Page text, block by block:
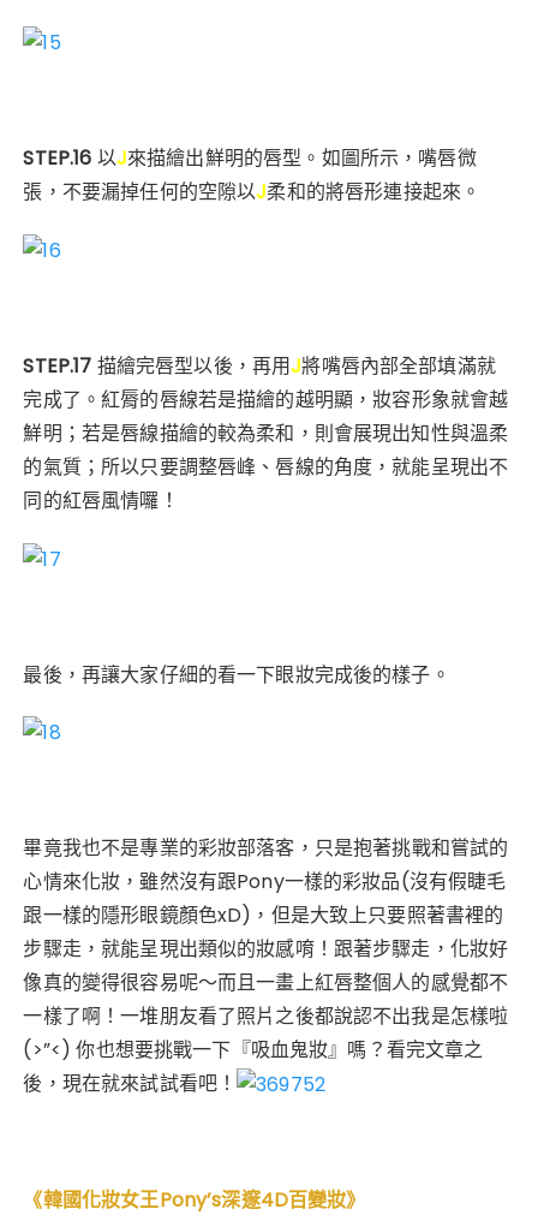
STEP.16 以J來描繪出鮮明的唇型。如圖所示，嘴唇微
張，不要漏掉任何的空隙以J柔和的將唇形連接起來。
STEP.17 描繪完唇型以後，再用J將嘴唇內部全部填滿就
完成了。紅脣的唇線若是描繪的越明顯，妝容形象就會越
鮮明；若是唇線描繪的較為柔和，則會展現出知性與溫柔
的氣質；所以只要調整唇峰、唇線的角度，就能呈現出不
同的紅唇風情囉！
最後，再讓大家仔細的看一下眼妝完成後的樣子。
畢竟我也不是專業的彩妝部落客 ， 只是抱著挑戰和嘗試的
心情來化妝，雖然沒有跟Pony一樣的彩妝品(沒有假睫毛
跟一樣的隱形眼鏡顏色xD)，但是大致上只要照著書裡的
步驟走，就能呈現出類似的妝感唷！跟著步驟走，化妝好
像真的變得很容易呢～而且一畫上紅唇整個人的感覺都不
一樣了啊！一堆朋友看了照片之後都說認不出我是怎樣啦
(>”<) 你也想要挑戰一下『吸血鬼妝』嗎？看完文章之
後，現在就來試試看吧！
《韓國化妝女王Pony’s深邃4D百變妝》